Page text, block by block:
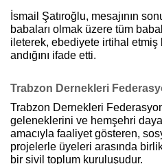
İsmail Şatıroğlu, mesajının
babaları olmak üzere tüm
ileterek, ebediyete irtihal etmiş
andığını ifade etti.
Trabzon Dernekleri
Trabzon Dernekleri
geleneklerini ve hemşehri
amacıyla faaliyet gösteren,
projelerle üyeleri arasında
bir sivil toplum kuruluşudur.